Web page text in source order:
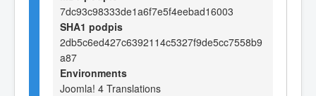
7dc93c98333de1a6f7e5f4eebad16003
SHA1 podpis
2db5c6ed427c6392114c5327f9de5cc7558b9
a87
Environments
Joomla! 4 Translations